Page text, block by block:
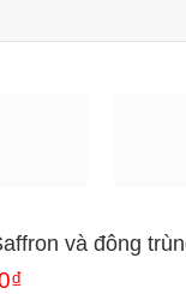
và đông
₫